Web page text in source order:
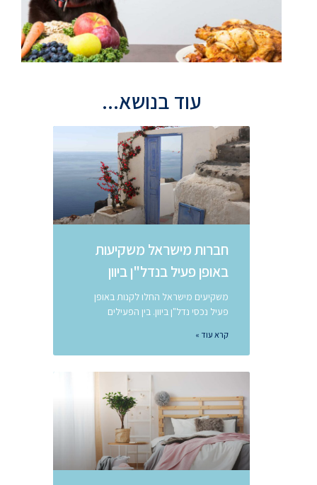
עוד בנושא...
חברות מישראל משקיעות
באופן פעיל בנדל"ן ביוון
משקיעים מישראל החלו לקנות באופן
פעיל נכסי נדל"ן ביוון. בין הפעילים
קרא עוד »